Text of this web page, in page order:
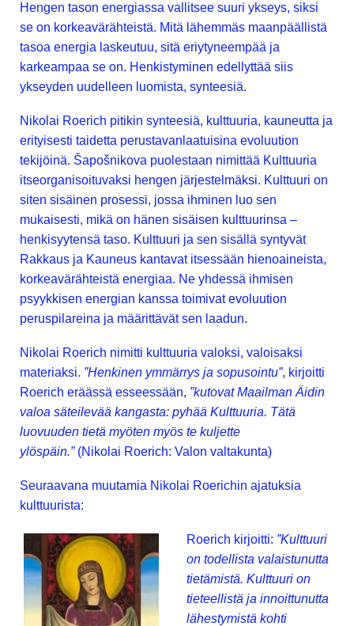
Hengen tason energiassa vallitsee suuri ykseys, siksi
se on korkeavärähteistä. Mitä lähemmäs maanpäällistä
tasoa energia laskeutuu, sitä eriytyneempää ja
karkeampaa se on. Henkistyminen edellyttää siis
ykseyden uudelleen luomista, synteesiä.
Nikolai Roerich pitikin synteesiä, kulttuuria, kauneutta ja
erityisesti taidetta perustavanlaatuisina evoluution
tekijöinä. Šapošnikova puolestaan nimittää Kulttuuria
itseorganisoituvaksi hengen järjestelmäksi. Kulttuuri on
siten sisäinen prosessi, jossa ihminen luo sen
mukaisesti, mikä on hänen sisäisen kulttuurinsa –
henkisyytensä taso. Kulttuuri ja sen sisällä syntyvät
Rakkaus ja Kauneus kantavat itsessään hienoaineista,
korkeavärähteistä energiaa. Ne yhdessä ihmisen
psyykkisen energian kanssa toimivat evoluution
peruspilareina ja määrittävät sen laadun.
Nikolai Roerich nimitti kulttuuria valoksi, valoisaksi
materiaksi. ”Henkinen ymmärrys ja sopusointu”, kirjoitti
Roerich eräässä esseessään, ”kutovat Maailman Äidin
valoa säteilevää kangasta: pyhää Kulttuuria. Tätä
luovuuden tietä myöten myös te kuljette
ylöspäin.” (Nikolai Roerich: Valon valtakunta)
Seuraavana muutamia Nikolai Roerichin ajatuksia
kulttuurista:
Roerich kirjoitti: ”Kulttuuri
on todellista valaistunutta
tietämistä. Kulttuuri on
tieteellistä ja innoittunutta
lähestymistä kohti